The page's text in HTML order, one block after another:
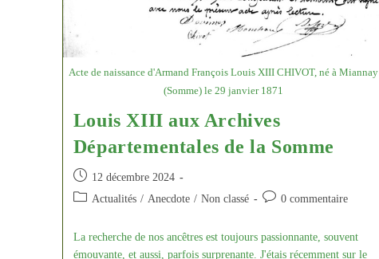
Acte de naissance d'Armand François Louis XIII CHIVOT, né à Miannay
(Somme) le 29 janvier 1871
Louis XIII aux Archives
Départementales de la Somme
Publication
publiée :
12 décembre 2024
Post Actualités / Anecdote / Non classé
Commentaires
0 commentaire
La recherche de nos ancêtres est toujours passionnante, souvent
émouvante, et aussi, parfois surprenante. J'étais récemment sur le